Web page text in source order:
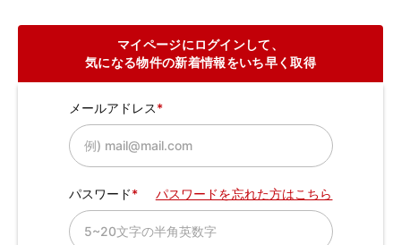
マイページにログインして、
気になる物件の新着情報をいち早く取得
メールアドレス
パスワード パスワードを忘れた方はこちら